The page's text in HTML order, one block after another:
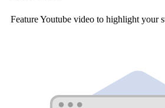
Feature Youtube video to highlight your